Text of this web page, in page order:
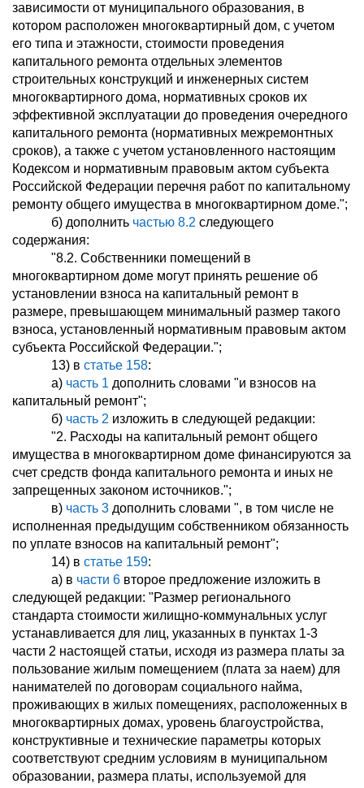
зависимости от муниципального образования, в
котором расположен многоквартирный дом, с учетом
его типа и этажности, стоимости проведения
капитального ремонта отдельных элементов
строительных конструкций и инженерных систем
многоквартирного дома, нормативных сроков их
эффективной эксплуатации до проведения очередного
капитального ремонта (нормативных межремонтных
сроков), а также с учетом установленного настоящим
Кодексом и нормативным правовым актом субъекта
Российской Федерации перечня работ по капитальному
ремонту общего имущества в многоквартирном доме.";
б) дополнить частью 8.2 следующего
содержания:
"8.2. Собственники помещений в
многоквартирном доме могут принять решение об
установлении взноса на капитальный ремонт в
размере, превышающем минимальный размер такого
взноса, установленный нормативным правовым актом
субъекта Российской Федерации.";
13) в статье 158:
а) часть 1 дополнить словами "и взносов на
капитальный ремонт";
б) часть 2 изложить в следующей редакции:
"2. Расходы на капитальный ремонт общего
имущества в многоквартирном доме финансируются за
счет средств фонда капитального ремонта и иных не
запрещенных законом источников.";
в) часть 3 дополнить словами ", в том числе не
исполненная предыдущим собственником обязанность
по уплате взносов на капитальный ремонт";
14) в статье 159:
а) в части 6 второе предложение изложить в
следующей редакции: "Размер регионального
стандарта стоимости жилищно-коммунальных услуг
устанавливается для лиц, указанных в пунктах 1-3
части 2 настоящей статьи, исходя из размера платы за
пользование жилым помещением (плата за наем) для
нанимателей по договорам социального найма,
проживающих в жилых помещениях, расположенных в
многоквартирных домах, уровень благоустройства,
конструктивные и технические параметры которых
соответствуют средним условиям в муниципальном
образовании, размера платы, используемой для